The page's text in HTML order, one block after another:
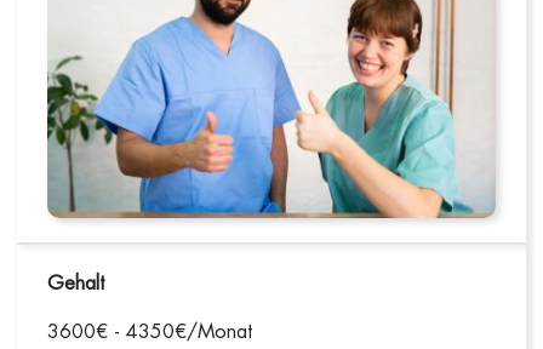
Gehalt
3600€ - 4350€/Monat